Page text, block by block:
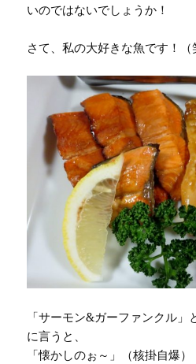
いのではないでしょうか！
さて、私の大好きな魚です！（
「サーモン&ガーファンクル
に言うと、
「懐かしのぉ～」（核掛自爆）